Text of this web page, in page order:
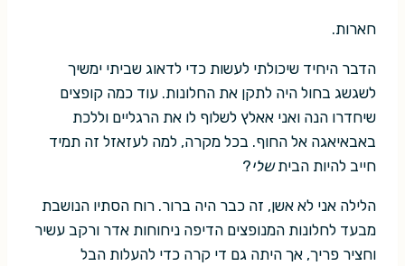
חארות.
הדבר היחיד שיכולתי לעשות כדי לדאוג שביתי ימשיך
לשגשג בחול היה לתקן את החלונות. עוד כמה קופצים
שיחדרו הנה ואני אאלץ לשלוף לו את הרגליים וללכת
באבאיאגה אל החוף. בכל מקרה, למה לעזאזל זה תמיד
חייב להיות הביתשלי?
הלילה אני לא אשן, זה כבר היה ברור. רוח הסתיו הנושבת
מבעד לחלונות המנופצים הדיפה ניחוחות אדר ורקב עשיר
וחציר פריך, אך היתה גם די קרה כדי להעלות הבל